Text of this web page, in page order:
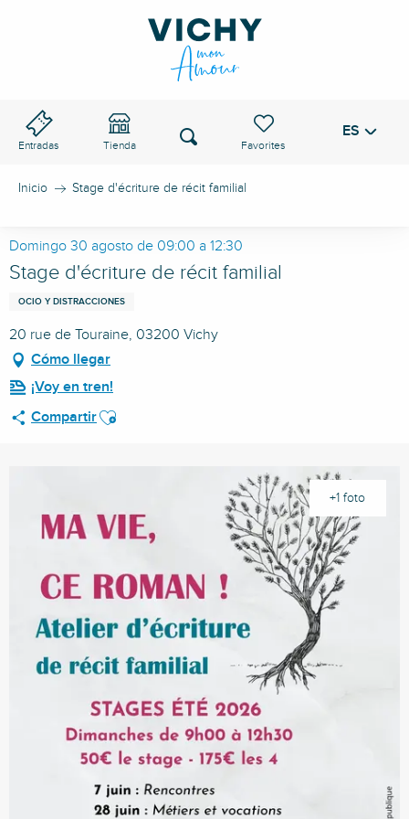
Entradas Tienda
Voir les favoris
Buscar ES
Inicio Stage d'écriture de récit familial
Domingo 30 agosto de 09:00 a 12:30
Stage d'écriture de récit familial
OCIO Y DISTRACCIONES
20 rue de Touraine, 03200 Vichy
Cómo llegar
¡Voy en tren!
CompartirAjouter aux favoris
+1 foto